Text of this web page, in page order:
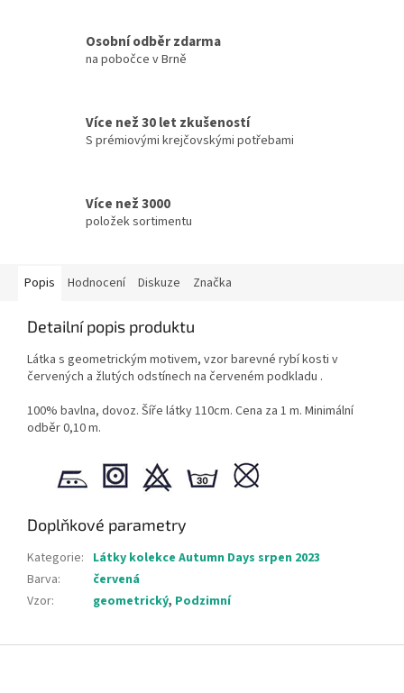
Osobní odběr zdarma
na pobočce v Brně
Více než 30 let zkušeností
S prémiovými krejčovskými potřebami
Více než 3000
položek sortimentu
Popis Hodnocení Diskuze Značka
Detailní popis produktu
Látka s geometrickým motivem, vzor barevné rybí kosti v
červených a žlutých odstínech na červeném podkladu .
100% bavlna, dovoz. Šíře látky 110cm. Cena za 1 m. Minimální
odběr 0,10 m.
Doplňkové parametry
Kategorie: Látky kolekce Autumn Days srpen 2023
Barva:
červená
Vzor: geometrický, Podzimní